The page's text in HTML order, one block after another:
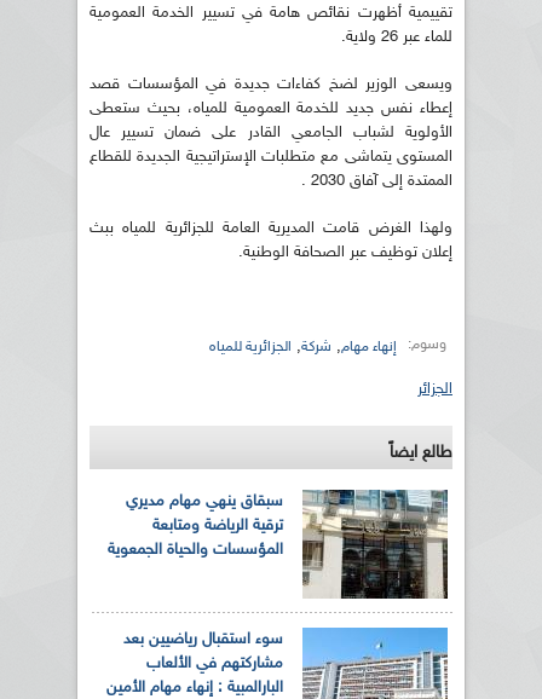
تقييمية أظهرت نقائص هامة في تسيير الخدمة العمومية
للماء عبر 26 ولاية.
ويسعى الوزير لضخ كفاءات جديدة في المؤسسات قصد
إعطاء نفس جديد للخدمة العمومية للمياه، بحيث ستعطى
الأولوية لشباب الجامعي القادر على ضمان تسيير عال
المستوى يتماشى مع متطلبات الإستراتيجية الجديدة للقطاع
الممتدة إلى آفاق 2030 .
ولهذا الغرض قامت المديرية العامة للجزائرية للمياه ببث
إعلان توظيف عبر الصحافة الوطنية.
وسوم: إنهاء مهام, شركة, الجزائرية للمياه
الجزائر
طالع ايضاً
سبقاق ينهي مهام مديري
ترقية الرياضة ومتابعة
المؤسسات والحياة الجمعوية
سوء استقبال رياضيين بعد
مشاركتهم في الألعاب
البارالمبية : إنهاء مهام الأمين